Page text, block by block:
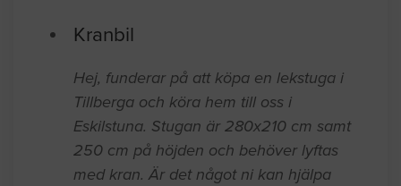
Kranbil
Hej, funderar på att köpa en lekstuga i
Tillberga och köra hem till oss i
Eskilstuna. Stugan är 280x210 cm samt
250 cm på höjden och behöver lyftas
med kran. Är det något ni kan hjälpa